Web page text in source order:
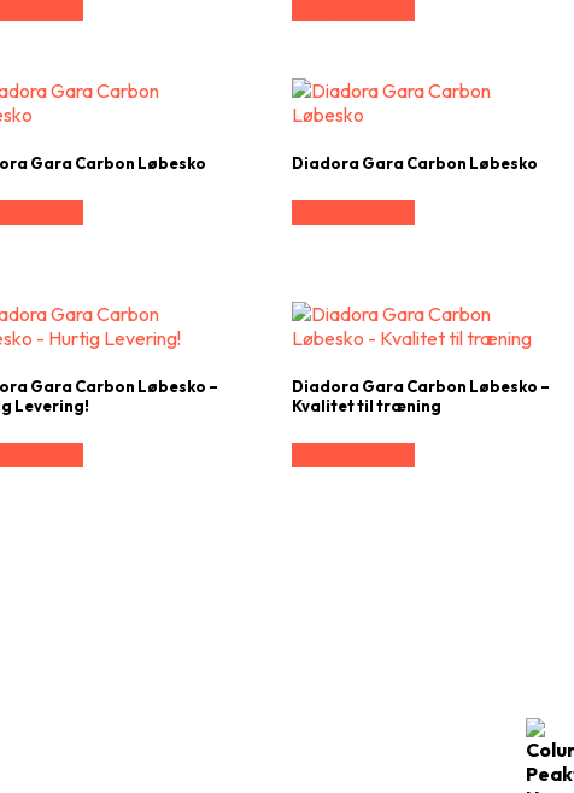
Gara Carbon Løbesko Diadora Gara Carbon Løbesko
Gara Carbon Løbesko –
Levering!
Diadora Gara Carbon Løbesko –
Kvalitet til træning